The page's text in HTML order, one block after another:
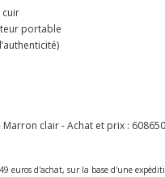
cuir
portable
clair - Achat et prix :
euros d'achat, sur la base d'une